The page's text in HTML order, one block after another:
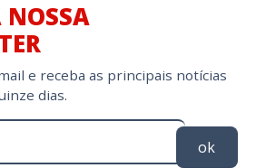
NOSSA
e receba as principais notícias
dias.
ok